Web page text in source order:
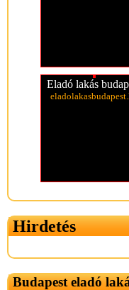
Eladó lakás
Hirdetés
Budapest eladó